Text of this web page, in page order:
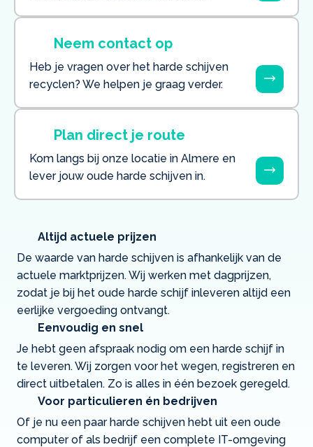
Neem contact op
Heb je vragen over het harde schijven
recyclen? We helpen je graag verder.
Plan direct je route
Kom langs bij onze locatie in Almere en
lever jouw oude harde schijven in.
Altijd actuele prijzen
De waarde van harde schijven is afhankelijk van de
actuele marktprijzen. Wij werken met dagprijzen,
zodat je bij het oude harde schijf inleveren altijd een
eerlijke vergoeding ontvangt.
Eenvoudig en snel
Je hebt geen afspraak nodig om een harde schijf in
te leveren. Wij zorgen voor het wegen, registreren en
direct uitbetalen. Zo is alles in één bezoek geregeld.
Voor particulieren én bedrijven
Of je nu een paar harde schijven hebt uit een oude
computer of als bedrijf een complete IT-omgeving